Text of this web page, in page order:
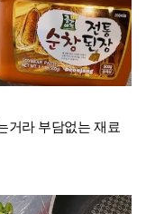
거라 부담없는 재료